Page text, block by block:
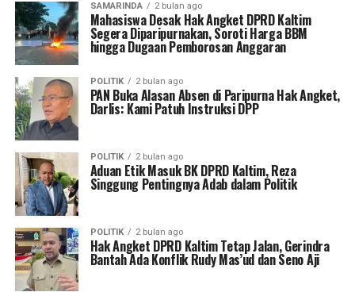
SAMARINDA 2 bulan ago
Mahasiswa Desak Hak Angket DPRD Kaltim
Segera Diparipurnakan, Soroti Harga BBM
hingga Dugaan Pemborosan Anggaran
POLITIK 2 bulan ago
PAN Buka Alasan Absen di Paripurna Hak Angket,
Darlis: Kami Patuh Instruksi DPP
POLITIK 2 bulan ago
Aduan Etik Masuk BK DPRD Kaltim, Reza
Singgung Pentingnya Adab dalam Politik
POLITIK 2 bulan ago
Hak Angket DPRD Kaltim Tetap Jalan, Gerindra
Bantah Ada Konflik Rudy Mas’ud dan Seno Aji